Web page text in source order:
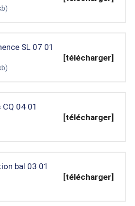
SL 07 01
[télécharger]
04 01
[télécharger]
bal 03 01
[télécharger]